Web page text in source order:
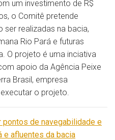
um investimento de R$
o Comitê pretende
ser realizadas na bacia,
Rio Pará e futuras
O projeto é uma inciativa
apoio da Agência Peixe
Brasil, empresa
o projeto.
pontos de navegabilidade e
e afluentes da bacia